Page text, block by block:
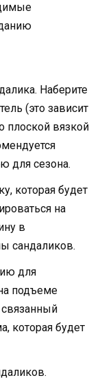
Наберите
(это зависит
плоской вязкой
для сезона.
которая будет
на
в
сандаликов.
для
подъеме
связанный
которая будет